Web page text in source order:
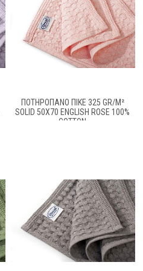
ΠΟΤΗΡΌΠΑΝΟ ΠΙΚΈ 325 GR/M²
SOLID 50X70 ENGLISH ROSE 100%
COTTON